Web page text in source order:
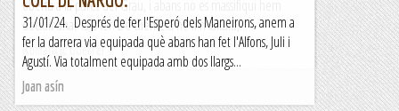
oberta a la paret del Grau, i abans no es massifiqui hem
decidit anar-la a fer. De clientela no li'n faltarà,...
Romàntic Guerrer
31/01/24. Després de fer l'Esperó dels Maneirons, anem a
fer la darrera via equipada què abans han fet l'Alfons, Juli i
Agustí. Via totalment equipada amb dos llargs...
Joan asín